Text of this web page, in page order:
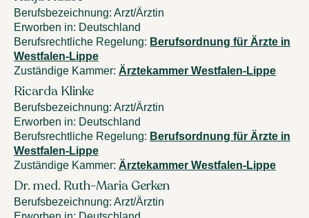
Berufsbezeichnung: Arzt/Ärztin
Erworben in: Deutschland
Berufsrechtliche Regelung: Berufsordnung für Ärzte in
Westfalen-Lippe
Zuständige Kammer: Ärztekammer Westfalen-Lippe
Ricarda Klinke
Berufsbezeichnung: Arzt/Ärztin
Erworben in: Deutschland
Berufsrechtliche Regelung: Berufsordnung für Ärzte in
Westfalen-Lippe
Zuständige Kammer: Ärztekammer Westfalen-Lippe
Dr. med. Ruth-Maria Gerken
Berufsbezeichnung: Arzt/Ärztin